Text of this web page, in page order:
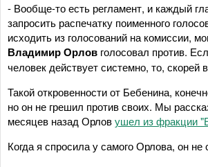
- Вообще-то есть регламент, и каждый
запросить распечатку поименного
исходить из голосований на комиссии,
Владимир Орлов голосовал против.
человек действует системно, то, скорей
Такой откровенности от Бебенина,
но он не грешил против своих. Мы
месяцев назад Орловушел из фракции
Когда я спросила у самого Орлова, он не